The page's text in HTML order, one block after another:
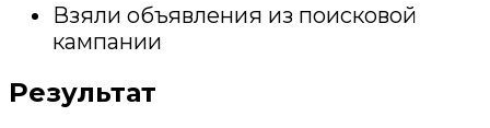
Взяли объявления из поисковой
кампании
Результат